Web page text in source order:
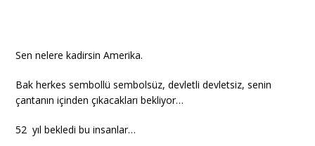
Sen nelere kadirsin Amerika.
Bak herkes sembollü sembolsüz, devletli devletsiz, senin
çantanın içinden çıkacakları bekliyor…
52 yıl bekledi bu insanlar…